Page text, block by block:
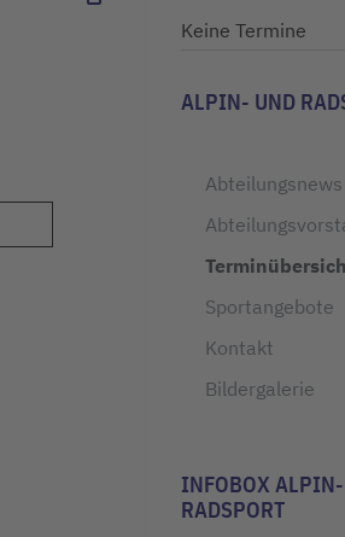
Keine Termine
ALPIN- UND
Abteilungsnews
Sportangebote
Kontakt
Bildergalerie
INFOBOX
RADSPORT